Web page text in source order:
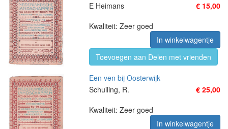
E Heimans
€ 15,00
Kwaliteit: Zeer goed
In winkelwagentje
Toevoegen aan Delen met vrienden
Een ven bij Oosterwijk
Schuiling, R.
€ 25,00
Kwaliteit: Zeer goed
In winkelwagentje